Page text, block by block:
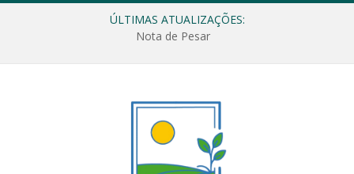
ÚLTIMAS ATUALIZAÇÕES:
Nota de Pesar